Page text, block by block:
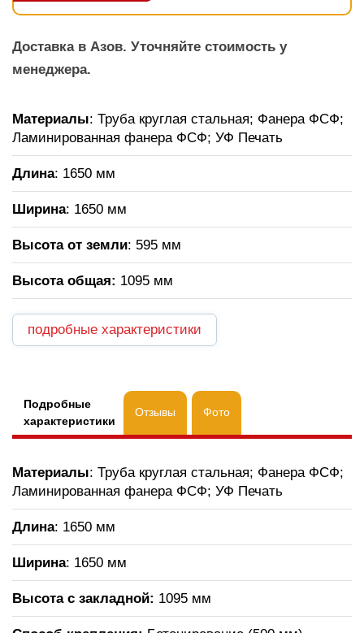
Доставка в Азов. Уточняйте стоимость у
менеджера.
Материалы: Труба круглая стальная; Фанера ФСФ;
Ламинированная фанера ФСФ; УФ Печать
Длина: 1650 мм
Ширина: 1650 мм
Высота от земли: 595 мм
Высота общая: 1095 мм
подробные характеристики
Подробные
характеристики
Отзывы Фото
Материалы: Труба круглая стальная; Фанера ФСФ;
Ламинированная фанера ФСФ; УФ Печать
Длина: 1650 мм
Ширина: 1650 мм
Высота с закладной: 1095 мм